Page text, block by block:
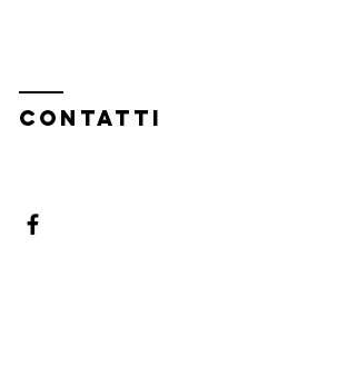
Contatti